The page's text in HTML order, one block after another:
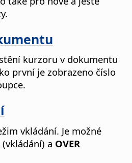
kurzoru v dokumentu
první je zobrazeno číslo
vkládání. Je možné
(vkládání) a OVER